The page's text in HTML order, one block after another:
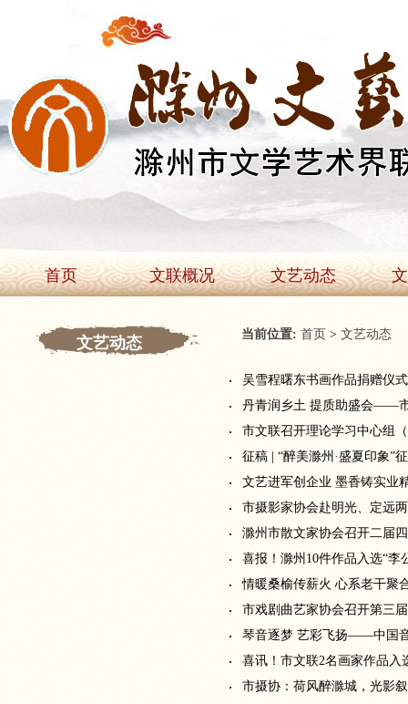
首页 文联概况 文艺动态
文艺动态 当前位置: 首页 > 文艺动态
吴雪程曙东书画作品捐赠仪
丹青润乡土 提质助盛会——
市文联召开理论学习中心组
征稿 | “醉美滁州·盛夏印象”
文艺进军创企业 墨香铸实
市摄影家协会赴明光、定远
滁州市散文家协会召开二届
喜报！滁州10件作品入选“李
情暖桑榆传薪火 心系老干
市戏剧曲艺家协会召开第三
琴音逐梦 艺彩飞扬——中国
喜讯！市文联2名画家作品入
市摄协：荷风醉滁城，光影